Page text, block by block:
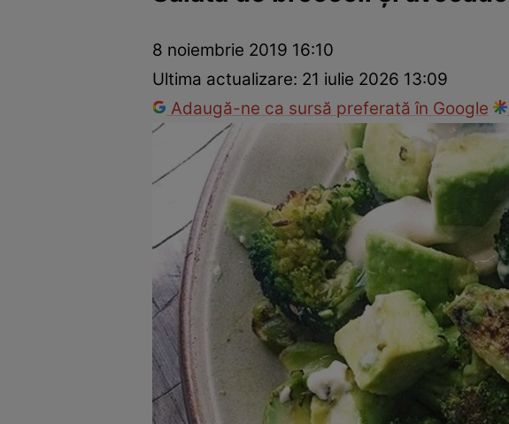
Mâncăruri rapideRețete cu legume
8 noiembrie 2019 16:10
Ultima actualizare: 21 iulie 2026 13:09
Adaugă-ne ca sursă preferată în Google